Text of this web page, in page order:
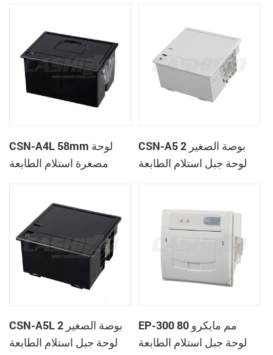
CSN-A4L 58mm لوحة
مصغرة استلام الطابعة
CSN-A5 2 بوصة الصغير
لوحة جبل استلام الطابعة
CSN-A5L 2 بوصة الصغير
لوحة جبل استلام الطابعة
EP-300 80 مم مايكرو
لوحة جبل استلام الطابعة